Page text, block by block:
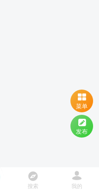
搜索 我的
菜单
发布